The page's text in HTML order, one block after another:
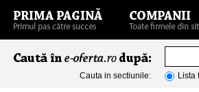
Cauta in sectiunile: Lista